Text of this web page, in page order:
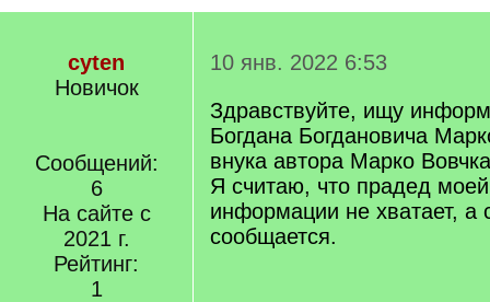
cyten
Новичок
Сообщений:
6
На сайте с
2021 г.
Рейтинг:
1
10 янв. 2022 6:53
Здравствуйте, ищу
Богдана Богдановича
внука автора Марко
Я считаю, что прадед
информации не хватает, а
сообщается.